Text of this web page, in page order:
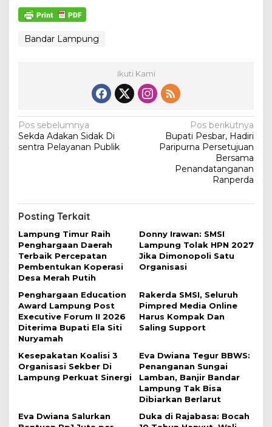
Bandar Lampung
Ikuti Kami
N
a
a
s
i
p
o
s
Pos sebelumnya
Sekda Adakan Sidak Di
sentra Pelayanan Publik
Pos berikutnya
Bupati Pesbar, Hadiri
Paripurna Persetujuan
Bersama
Penandatanganan
Ranperda
Posting Terkait
Lampung Timur Raih
Penghargaan Daerah
Terbaik Percepatan
Pembentukan Koperasi
Desa Merah Putih
Donny Irawan: SMSI
Lampung Tolak HPN 2027
Jika Dimonopoli Satu
Organisasi
Penghargaan Education
Award Lampung Post
Executive Forum II 2026
Diterima Bupati Ela Siti
Nuryamah
Rakerda SMSI, Seluruh
Pimpred Media Online
Harus Kompak Dan
Saling Support
Kesepakatan Koalisi 3
Organisasi Sekber Di
Lampung Perkuat Sinergi
Eva Dwiana Tegur BBWS:
Penanganan Sungai
Lamban, Banjir Bandar
Lampung Tak Bisa
Dibiarkan Berlarut
Eva Dwiana Salurkan
Duka di Rajabasa: Bocah